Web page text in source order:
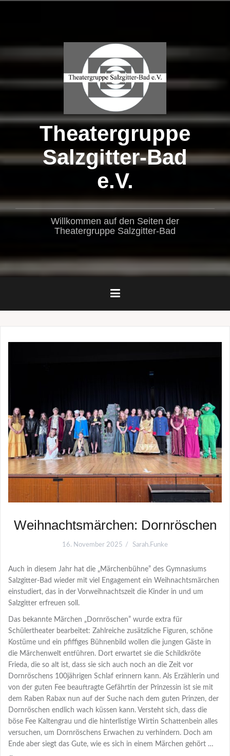
Theatergruppe
Salzgitter-Bad
e.V.
Willkommen auf den Seiten der
Theatergruppe Salzgitter-Bad
Weihnachtsmärchen: Dornröschen
16. November 2025 Sarah.Funke
Auch in diesem Jahr hat die „Märchenbühne” des Gymnasiums
Salzgitter-Bad wieder mit viel Engagement ein Weihnachtsmärchen
einstudiert, das in der Vorweihnachtszeit die Kinder in und um
Salzgitter erfreuen soll.
Das bekannte Märchen „Dornröschen” wurde extra für
Schülertheater bearbeitet: Zahlreiche zusätzliche Figuren, schöne
Kostüme und ein pfiffiges Bühnenbild wollen die jungen Gäste in
die Märchenwelt entführen. Dort erwartet sie die Schildkröte
Frieda, die so alt ist, dass sie sich auch noch an die Zeit vor
Dornröschens 100jährigen Schlaf erinnern kann. Als Erzählerin und
von der guten Fee beauftragte Gefährtin der Prinzessin ist sie mit
dem Raben Rabax nun auf der Suche nach dem guten Prinzen, der
Dornröschen endlich wach küssen kann. Versteht sich, dass die
böse Fee Kaltengrau und die hinterlistige Wirtin Schattenbein alles
versuchen, um Dornröschens Erwachen zu verhindern. Doch am
Ende aber siegt das Gute, wie es sich in einem Märchen gehört …